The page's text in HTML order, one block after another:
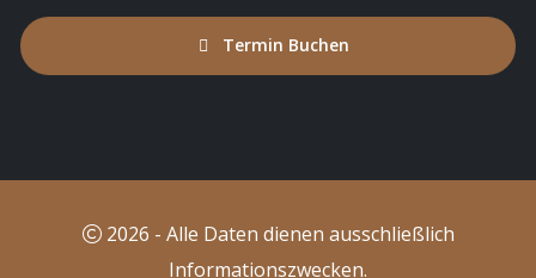
Termin Buchen
2026 - Alle Daten dienen ausschließlich
Informationszwecken.